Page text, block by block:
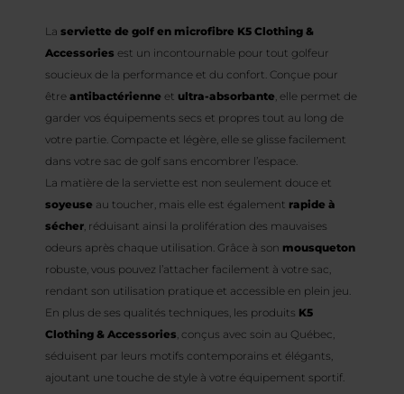
La serviette de golf en microfibre K5 Clothing &
Accessories est un incontournable pour tout golfeur
soucieux de la performance et du confort. Conçue pour
être antibactérienne et ultra-absorbante, elle permet de
garder vos équipements secs et propres tout au long de
votre partie. Compacte et légère, elle se glisse facilement
dans votre sac de golf sans encombrer l’espace.
La matière de la serviette est non seulement douce et
soyeuse au toucher, mais elle est également rapide à
sécher, réduisant ainsi la prolifération des mauvaises
odeurs après chaque utilisation. Grâce à son mousqueton
robuste, vous pouvez l’attacher facilement à votre sac,
rendant son utilisation pratique et accessible en plein jeu.
En plus de ses qualités techniques, les produits K5
Clothing & Accessories, conçus avec soin au Québec,
séduisent par leurs motifs contemporains et élégants,
ajoutant une touche de style à votre équipement sportif.